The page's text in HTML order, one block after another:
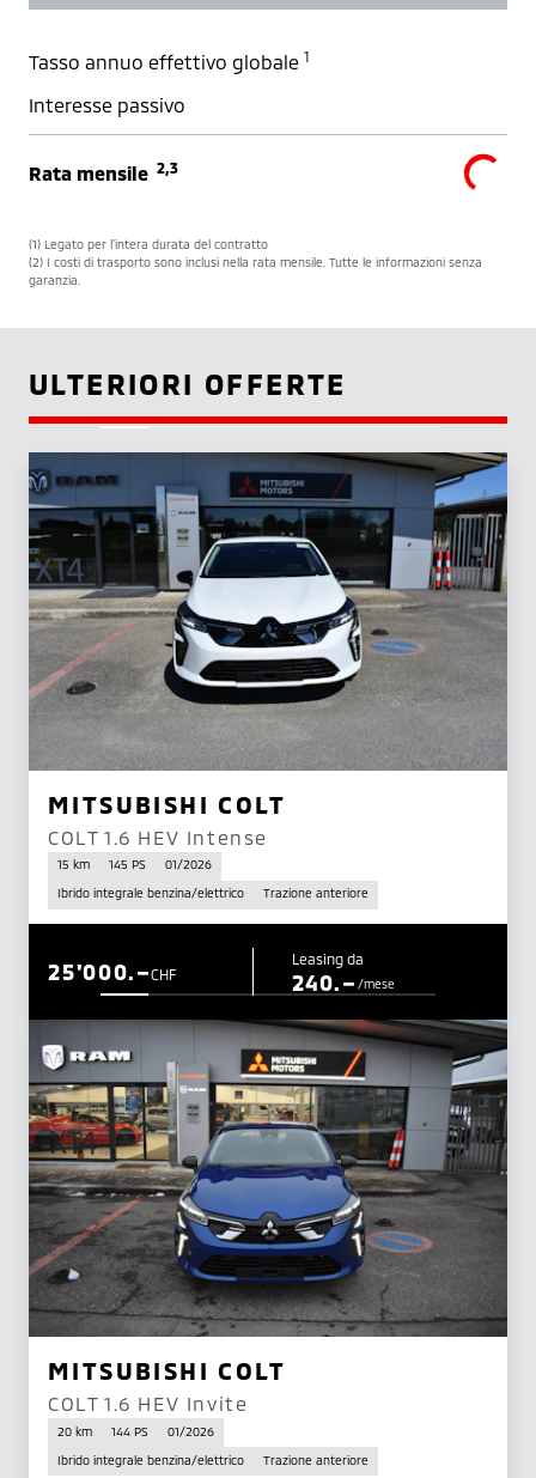
Tasso annuo effettivo globale 1
Interesse passivo
Rata mensile 2,3
(1) Legato per l’intera durata del contratto
(2) I costi di trasporto sono inclusi nella rata mensile. Tutte le informazioni senza
garanzia.
ULTERIORI OFFERTE
MITSUBISHI COLT
COLT 1.6 HEV Intense
15 km 145 PS
01/2026
Ibrido integrale benzina/elettrico
Trazione anteriore
CHF
25'000.– Leasing da
240.– /mese
MITSUBISHI COLT
COLT 1.6 HEV Invite
20 km 144 PS
01/2026
Ibrido integrale benzina/elettrico
Trazione anteriore